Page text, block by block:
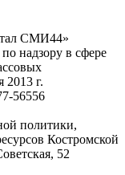
СМИ44»
надзору в сфере
2013 г.
56556
политики,
Костромской
52